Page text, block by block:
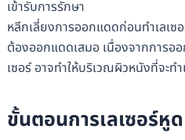
เข้ารับการรักษา
หลีกเลี่ยงการออกแดดก่อนทำเลเซ
ต้องออกแดดเสมอ เนื่องจากการอ
เซอร์ อาจทำให้บริเวณผิวหนังที่จะท
ขั้นตอนการเลเซอร์หูด